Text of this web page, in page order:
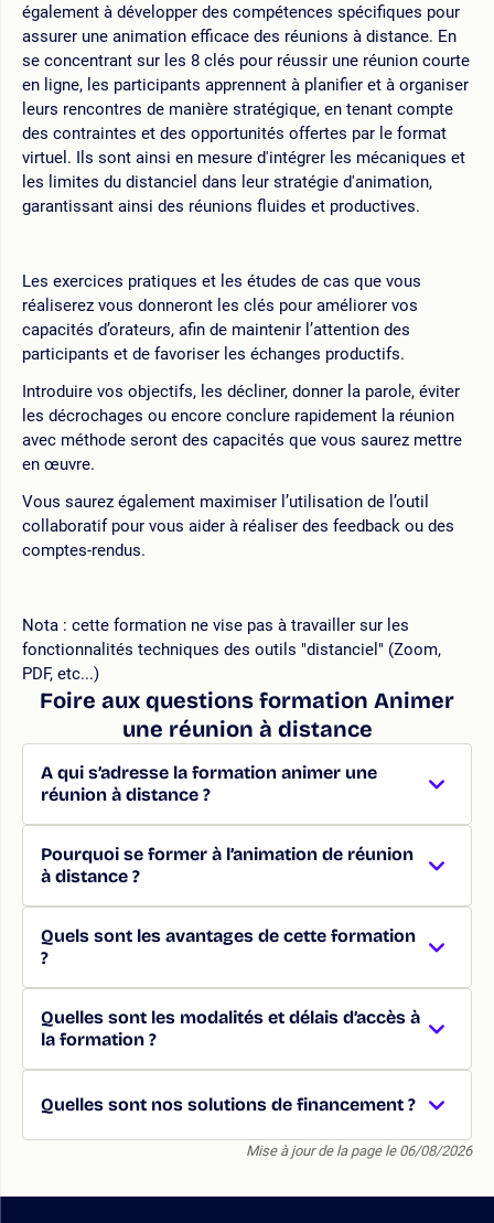
également à développer des compétences spécifiques pour
assurer une animation efficace des réunions à distance. En
se concentrant sur les 8 clés pour réussir une réunion courte
en ligne, les participants apprennent à planifier et à organiser
leurs rencontres de manière stratégique, en tenant compte
des contraintes et des opportunités offertes par le format
virtuel. Ils sont ainsi en mesure d'intégrer les mécaniques et
les limites du distanciel dans leur stratégie d'animation,
garantissant ainsi des réunions fluides et productives.
Les exercices pratiques et les études de cas que vous
réaliserez vous donneront les clés pour améliorer vos
capacités d’orateurs, afin de maintenir l’attention des
participants et de favoriser les échanges productifs.
Introduire vos objectifs, les décliner, donner la parole, éviter
les décrochages ou encore conclure rapidement la réunion
avec méthode seront des capacités que vous saurez mettre
en œuvre.
Vous saurez également maximiser l’utilisation de l’outil
collaboratif pour vous aider à réaliser des feedback ou des
comptes-rendus.
Nota : cette formation ne vise pas à travailler sur les
fonctionnalités techniques des outils "distanciel" (Zoom,
PDF, etc...)
Foire aux questions formation Animer
une réunion à distance
A qui s’adresse la formation animer une
réunion à distance ?
Pourquoi se former à l’animation de réunion
à distance ?
Quels sont les avantages de cette formation
?
Quelles sont les modalités et délais d’accès à
la formation ?
Quelles sont nos solutions de financement ?
Mise à jour de la page le 06/08/2026